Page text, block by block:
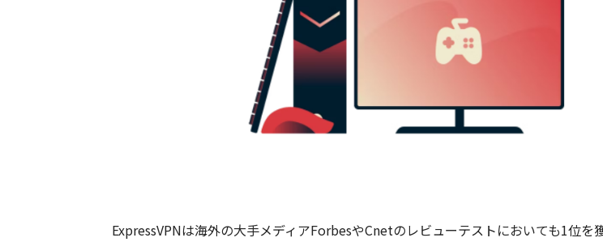
ExpressVPNは海外の大手メディアForbesやCnetのレビューテストにおいても1位を